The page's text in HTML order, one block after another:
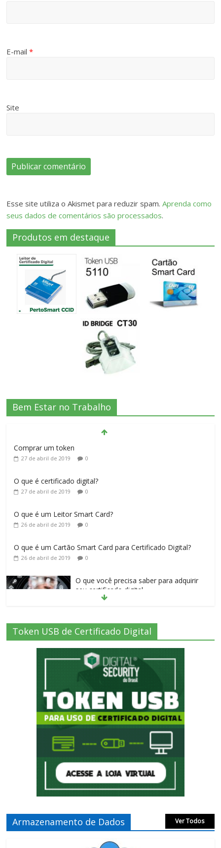
E-mail*
Site
Esse site utiliza o Akismet para reduzir spam.Aprenda como
seus dados de comentários são processados.
Produtos em destaque
Bem Estar no Trabalho
Comprar um token
27 de abril de 2019 0
O que é certificado digital?
27 de abril de 2019 0
O que é um Leitor Smart Card?
26 de abril de 2019 0
O que é um Cartão Smart Card para Certificado Digital?
26 de abril de 2019 0
O que você precisa saber para adquirir
seu certificado digital
26 de abril de 2019
O que é certificado digital para Nota
Fiscal Eletrônica?
27 de abril de 2019 0
Token USB de Certificado Digital
Armazenamento de Dados Ver Todos